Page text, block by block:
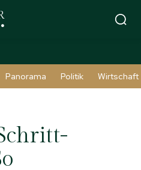
Panorama Politik Wirtschaft